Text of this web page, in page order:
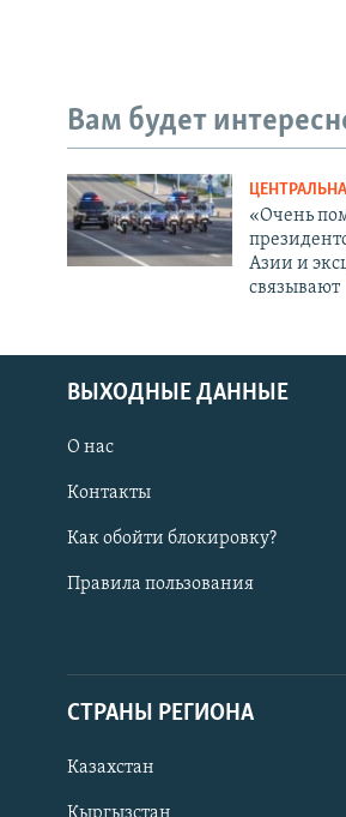
Вам будет
«Очень
Азии и
связывают
ВЫХОДНЫЕ ДАННЫЕ
О нас
Контакты
Как обойти блокировку?
Правила пользования
СТРАНЫ РЕГИОНА
Казахстан
Кыргызстан